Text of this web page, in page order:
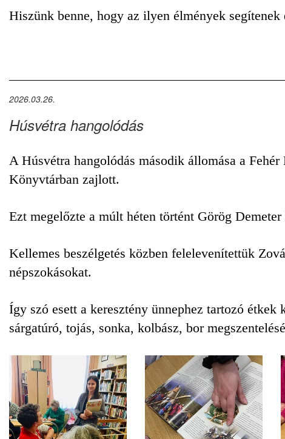
Hiszünk benne, hogy az ilyen élmények
2026.03.26.
Húsvétra hangolódás
A Húsvétra hangolódás második állomása a
Könyvtárban zajlott.
Ezt megelőzte a múlt héten történt Görög
Kellemes beszélgetés közben felelevenítettük
népszokásokat.
Így szó esett a keresztény ünnephez tartozó
sárgatúró, tojás, sonka, kolbász, bor